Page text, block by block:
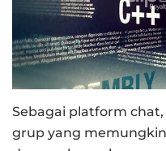
Sebagai platform
grup yang